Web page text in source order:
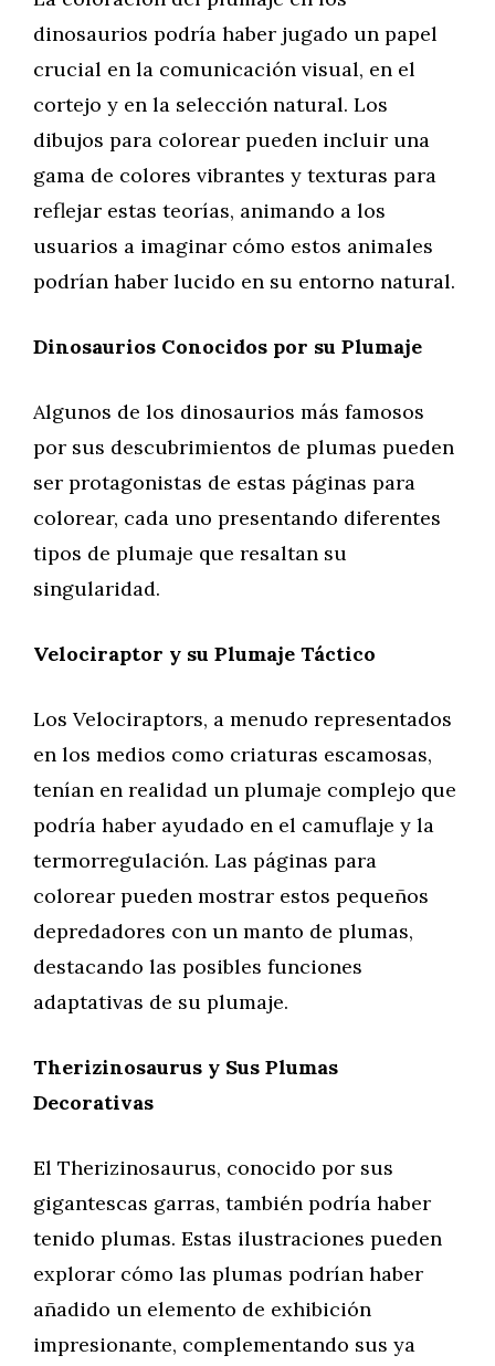
dinosaurios podría haber jugado un papel
crucial en la comunicación visual, en el
cortejo y en la selección natural. Los
dibujos para colorear pueden incluir una
gama de colores vibrantes y texturas para
reflejar estas teorías, animando a los
usuarios a imaginar cómo estos animales
podrían haber lucido en su entorno natural.
Dinosaurios Conocidos por su Plumaje
Algunos de los dinosaurios más famosos
por sus descubrimientos de plumas pueden
ser protagonistas de estas páginas para
colorear, cada uno presentando diferentes
tipos de plumaje que resaltan su
singularidad.
Velociraptor y su Plumaje Táctico
Los Velociraptors, a menudo representados
en los medios como criaturas escamosas,
tenían en realidad un plumaje complejo que
podría haber ayudado en el camuflaje y la
termorregulación. Las páginas para
colorear pueden mostrar estos pequeños
depredadores con un manto de plumas,
destacando las posibles funciones
adaptativas de su plumaje.
Therizinosaurus y Sus Plumas
Decorativas
El Therizinosaurus, conocido por sus
gigantescas garras, también podría haber
tenido plumas. Estas ilustraciones pueden
explorar cómo las plumas podrían haber
añadido un elemento de exhibición
impresionante, complementando sus ya